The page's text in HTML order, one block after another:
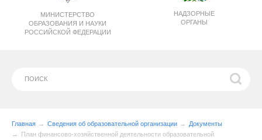
МИНИСТЕРСТВО
ОБРАЗОВАНИЯ И НАУКИ
РОССИЙСКОЙ ФЕДЕРАЦИИ
НАДЗОРНЫЕ
ОРГАНЫ
Главная Сведения об образовательной организации
Документы
План финансово-хозяйственной деятельности образовательной